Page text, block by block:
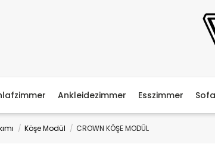
Ankleidezimmer Esszimmer
Köşe Modül CROWN KÖŞE MODÜL